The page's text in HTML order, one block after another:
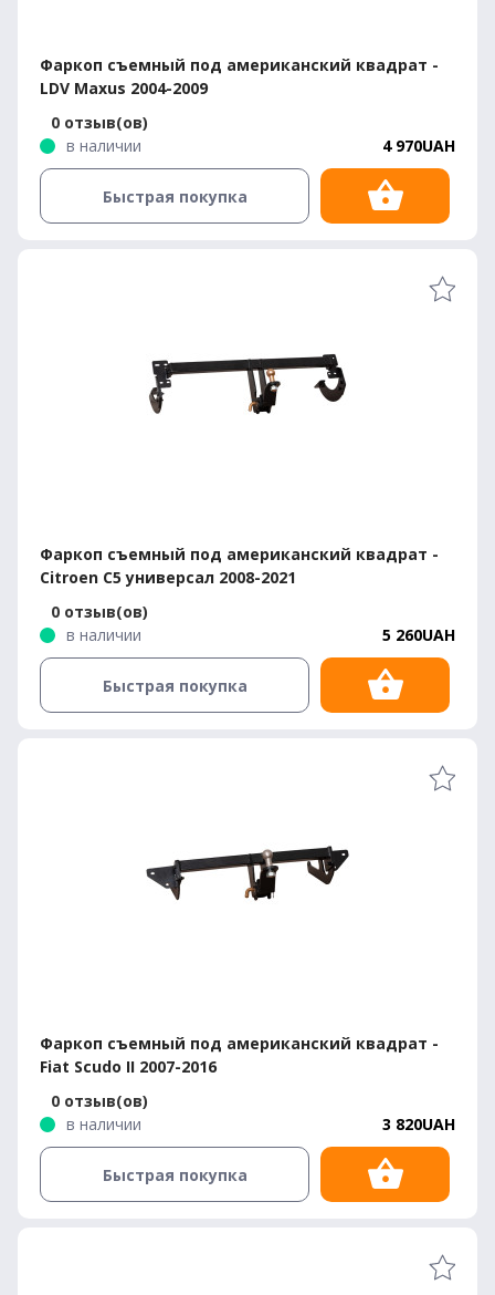
Фаркоп съемный под американский квадрат -
LDV Maxus 2004-2009
0 отзыв(ов)
в наличии
4 970UAH
Быстрая покупка
Фаркоп съемный под американский квадрат -
Citroen C5 универсал 2008-2021
0 отзыв(ов)
в наличии
5 260UAH
Быстрая покупка
Фаркоп съемный под американский квадрат -
Fiat Scudo II 2007-2016
0 отзыв(ов)
в наличии
3 820UAH
Быстрая покупка